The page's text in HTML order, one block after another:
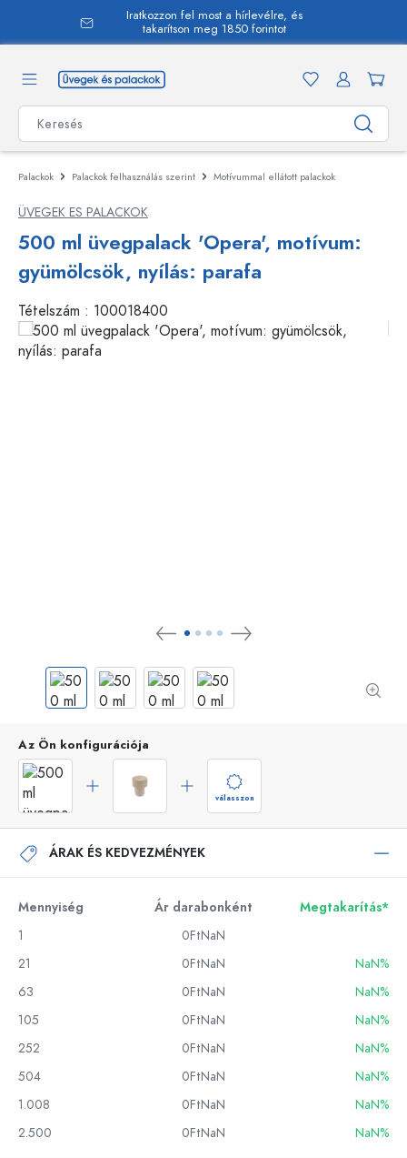
Iratkozzon fel most a hírlevélre, és
takarítson meg 1850 forintot
Palackok Palackok felhasználás szerint Motívummal ellátott palackok
ÜVEGEK ES PALACKOK
500 ml üvegpalack 'Opera', motívum:
gyümölcsök, nyílás: parafa
Tételszám : 100018400
Az Ön konfigurációja
válasszon
ÁRAK ÉS KEDVEZMÉNYEK
Mennyiség Ár darabonként
Megtakarítás*
1
0FtNaN
21
0FtNaN
NaN%
63
0FtNaN
NaN%
105
0FtNaN
NaN%
252
0FtNaN
NaN%
504
0FtNaN
NaN%
1.008
0FtNaN
NaN%
2.500
0FtNaN NaN%